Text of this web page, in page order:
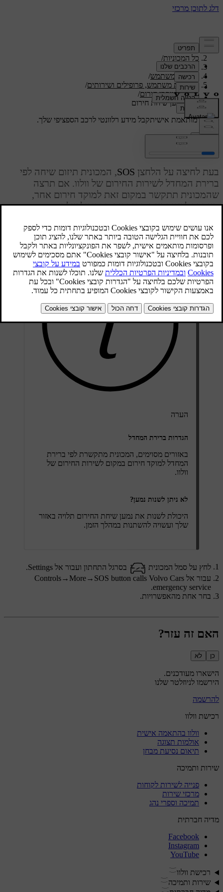
תמיכה/
כל המכוניות/
ES90 2026
/
מדריך למשתמש/
חשבונות משתמש, פרופילים ושירותים/
סיוע במקרי חירום/
שינוי נמען שיחת חירום
תמיכה מותאמת אישיתקבל מידע רלוונטי לרכב הספציפי שלך.
מעודכן 10.01.2025
שינוי נמען שיחת חירום
בעת לחיצה על הלחצן SOS, המכונית תיזום שיחה לפי
ברירת המחדל לשירות החירום של וולוו. אם תרצה
שהמכונית תתקשר במקום זאת למוקד חירום אחר,
תצטרך לשנות זאת בהגדרות הפרופיל שלך.
הערה
הגדרות ברירת המחדל
באזורים מסוימים, המכונית מתקשרת לפי ברירת
המחדל למוקד חירום במקום לשירות החירום של
וולוו.
לא ניתן לשנות נמען?
היכולת לשנות את נמען שיחת החירום תלויה באזור
שלך ועשויה להשתנות במהלך הזמן.
לחץ על סמל המכונית בסרגל התחתון ועבור אל Settings
עבור אל
Controls→ More→ SOS button calls Volvo Cars
emergency service
.
בחר אחת מהאפשרויות.
האם זה עזר?
כן לא